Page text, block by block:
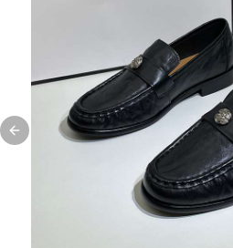
Previous slide